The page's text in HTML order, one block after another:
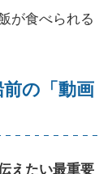
が食べられる
の「動画
えたい最重要